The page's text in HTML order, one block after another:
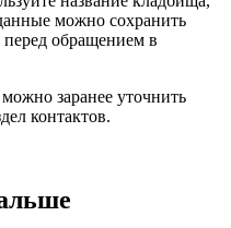
можно сохранить
обращением в
заранее уточнить
контактов.